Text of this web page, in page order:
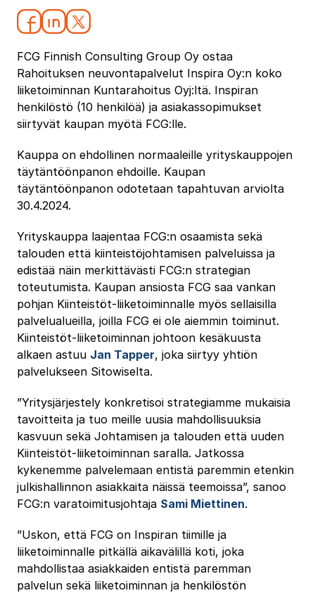
FCG Finnish Consulting Group Oy ostaa
Rahoituksen neuvontapalvelut Inspira Oy:n koko
liiketoiminnan Kuntarahoitus Oyj:ltä. Inspiran
henkilöstö (10 henkilöä) ja asiakassopimukset
siirtyvät kaupan myötä FCG:lle.
Kauppa on ehdollinen normaaleille yrityskauppojen
täytäntöönpanon ehdoille. Kaupan
täytäntöönpanon odotetaan tapahtuvan arviolta
30.4.2024.
Yrityskauppa laajentaa FCG:n osaamista sekä
talouden että kiinteistöjohtamisen palveluissa ja
edistää näin merkittävästi FCG:n strategian
toteutumista. Kaupan ansiosta FCG saa vankan
pohjan Kiinteistöt-liiketoiminnalle myös sellaisilla
palvelualueilla, joilla FCG ei ole aiemmin toiminut.
Kiinteistöt-liiketoiminnan johtoon kesäkuusta
alkaen astuu Jan Tapper, joka siirtyy yhtiön
palvelukseen Sitowiselta.
”Yritysjärjestely konkretisoi strategiamme mukaisia
tavoitteita ja tuo meille uusia mahdollisuuksia
kasvuun sekä Johtamisen ja talouden että uuden
Kiinteistöt-liiketoiminnan saralla. Jatkossa
kykenemme palvelemaan entistä paremmin etenkin
julkishallinnon asiakkaita näissä teemoissa”, sanoo
FCG:n varatoimitusjohtaja Sami Miettinen.
”Uskon, että FCG on Inspiran tiimille ja
liiketoiminnalle pitkällä aikavälillä koti, joka
mahdollistaa asiakkaiden entistä paremman
palvelun sekä liiketoiminnan ja henkilöstön